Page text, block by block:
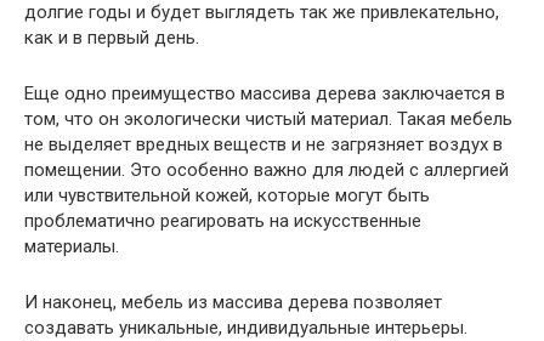
долгие годы и будет выглядеть так же привлекательно,
как и в первый день.
Еще одно преимущество массива дерева заключается в
том, что он экологически чистый материал. Такая мебель
не выделяет вредных веществ и не загрязняет воздух в
помещении. Это особенно важно для людей с аллергией
или чувствительной кожей, которые могут быть
проблематично реагировать на искусственные
материалы.
И наконец, мебель из массива дерева позволяет
создавать уникальные, индивидуальные интерьеры.